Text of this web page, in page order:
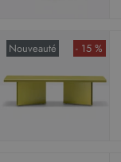
Nouveauté - 15 %